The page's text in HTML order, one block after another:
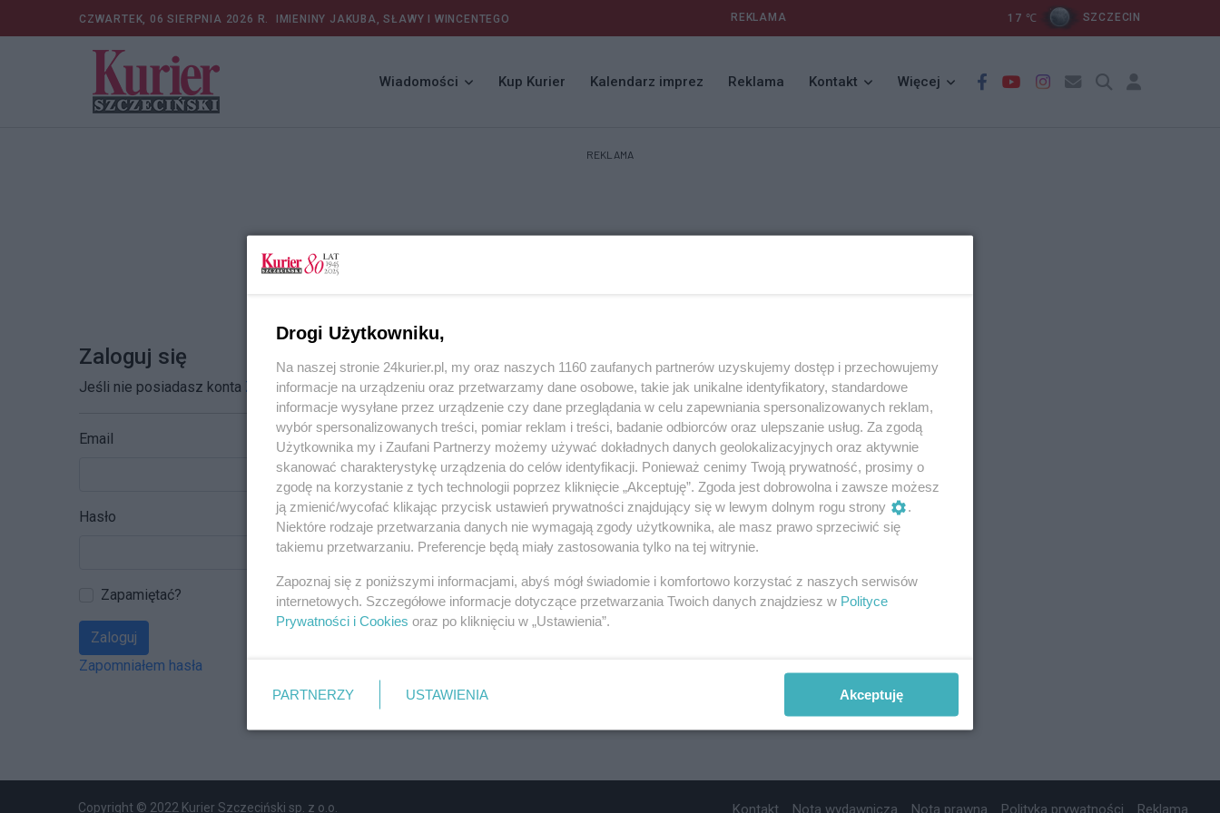
CZWARTEK, 06 SIERPNIA 2026 R. IMIENINY JAKUBA, SŁAWY I WINCENTEGO REKLAMA 17 ℃ SZCZECIN
Wiadomości Kup Kurier Kalendarz imprez Reklama Kontakt Więcej
REKLAMA
Zaloguj się
Jeśli nie posiadasz konta Zarejestruj się
Email
Hasło
Zapamiętać?
Zaloguj
Zapomniałem hasła
Copyright © 2022 Kurier Szczeciński sp. z o.o. Kontakt Nota wydawnicza Nota prawna Polityka prywatności Reklama
Drogi Użytkowniku,
Na naszej stronie 24kurier.pl, my oraz naszych 1160 zaufanych partnerów uzyskujemy dostęp i przechowujemy
informacje na urządzeniu oraz przetwarzamy dane osobowe, takie jak unikalne identyfikatory, standardowe
informacje wysyłane przez urządzenie czy dane przeglądania w celu zapewniania spersonalizowanych reklam,
wybór spersonalizowanych treści, pomiar reklam i treści, badanie odbiorców oraz ulepszanie usług. Za zgodą
Użytkownika my i Zaufani Partnerzy możemy używać dokładnych danych geolokalizacyjnych oraz aktywnie
skanować charakterystykę urządzenia do celów identyfikacji. Ponieważ cenimy Twoją prywatność, prosimy o
zgodę na korzystanie z tych technologii poprzez kliknięcie „Akceptuję”. Zgoda jest dobrowolna i zawsze możesz
ją zmienić/wycofać klikając przycisk ustawień prywatności znajdujący się w lewym dolnym rogu strony
.
Niektóre rodzaje przetwarzania danych nie wymagają zgody użytkownika, ale masz prawo sprzeciwić się
takiemu przetwarzaniu. Preferencje będą miały zastosowania tylko na tej witrynie.
Zapoznaj się z poniższymi informacjami, abyś mógł świadomie i komfortowo korzystać z naszych serwisów
internetowych. Szczegółowe informacje dotyczące przetwarzania Twoich danych znajdziesz w Polityce
Prywatności i Cookies oraz po kliknięciu w „Ustawienia”.
PARTNERZY USTAWIENIA Akceptuję